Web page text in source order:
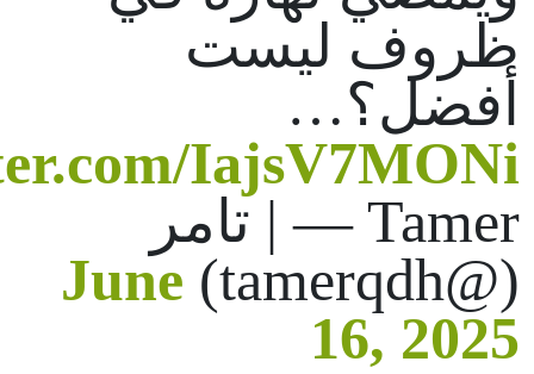
ظروف ليست
أفضل؟…
IajsV7MONi
— Tamer | تامر
(@tamerqdh)
June
16, 2025